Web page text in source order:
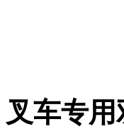
叉车专